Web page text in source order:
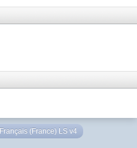
Français (France) LS v4